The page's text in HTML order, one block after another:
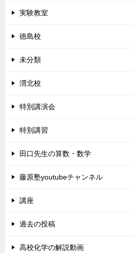
実験教室
徳島校
未分類
渭北校
特別講演会
特別講習
田口先生の算数・数学
藤原塾youtubeチャンネル
講座
過去の投稿
高校化学の解説動画